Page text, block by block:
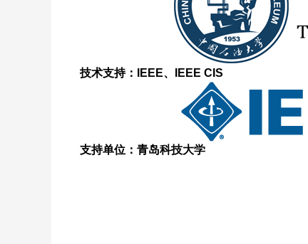
技术支持：IEEE、IEEE CIS
支持单位：青岛科技大学